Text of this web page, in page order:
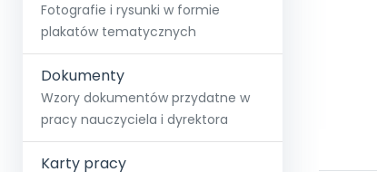
Fotografie i rysunki w formie
plakatów tematycznych
Dokumenty
Wzory dokumentów przydatne w
pracy nauczyciela i dyrektora
Karty pracy